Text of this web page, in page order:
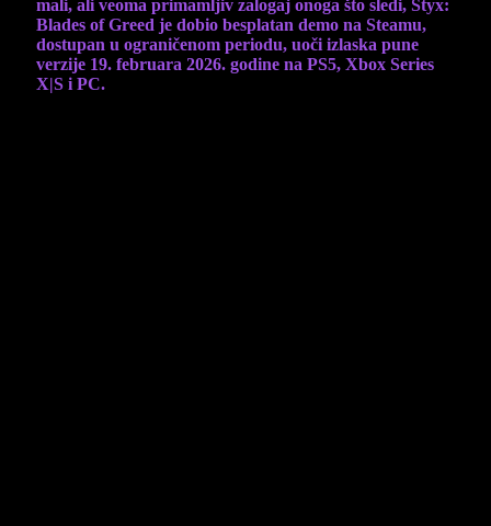
mali, ali veoma primamljiv zalogaj onoga što sledi, Styx:
Blades of Greed je dobio besplatan demo na Steamu,
dostupan u ograničenom periodu, uoči izlaska pune
verzije 19. februara 2026. godine na PS5, Xbox Series
X|S i PC.